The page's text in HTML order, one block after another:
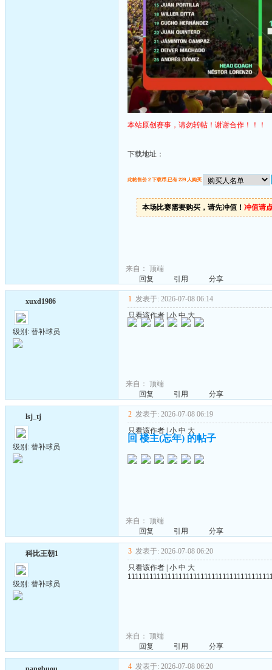
本站原创赛事，请勿转帖！谢谢合作！！！
下载地址：
此帖售价 2 下载币,已有 239 人购买
本场比赛需要购买，请先冲值！ 冲值请
来自： 顶端
回复
引用 分享
xuxd1986
级别: 替补球员
1 发表于: 2026-07-08 06:14
只看该作者 |小 中 大
来自： 顶端
回复
引用 分享
lsj_tj
级别: 替补球员
2 发表于: 2026-07-08 06:19
只看该作者| 小 中 大
回 楼主(忘年) 的帖子
来自： 顶端
回复
引用 分享
科比王朝1
级别: 替补球员
3 发表于: 2026-07-08 06:20
只看该作者 小 中 大
来自： 顶端
回复
引用 分享
4 发表于: 2026-07-08 06:20